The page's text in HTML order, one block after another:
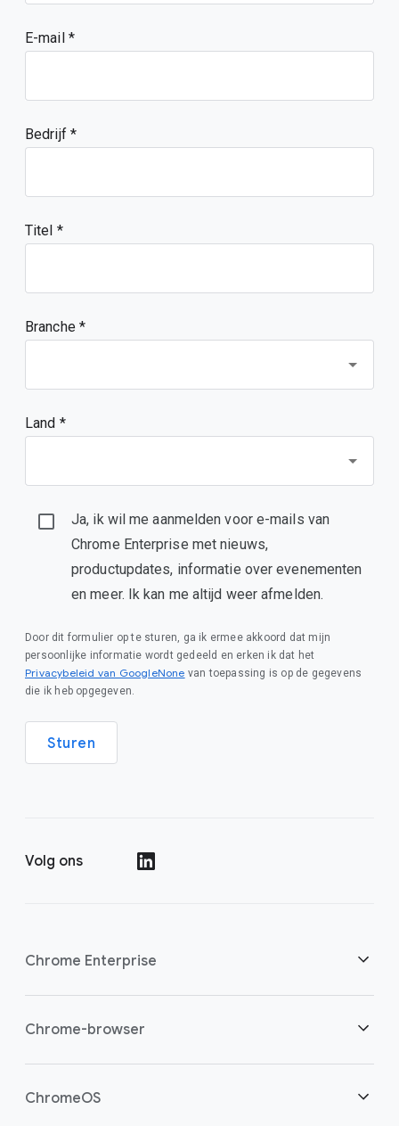
E-mail
Bedrijf
Titel
Branche *
Land *
Ja, ik wil me aanmelden voor e-mails van
Chrome Enterprise met nieuws,
productupdates, informatie over evenementen
en meer. Ik kan me altijd weer afmelden.
Door dit formulier op te sturen, ga ik ermee akkoord dat mijn
persoonlijke informatie wordt gedeeld en erken ik dat het
Privacybeleid van GoogleNone van toepassing is op de gegevens
die ik heb opgegeven.
Sturen
Volg ons
Chrome Enterprise
Beveiliging
Chrome-browser
Overzicht
ChromeOS